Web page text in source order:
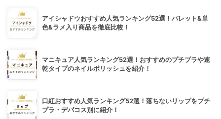
アイシャドウおすすめ人気ランキング52選！パレット&単
色&ラメ入り商品を徹底比較！
マニキュア人気ランキング52選！おすすめのプチプラや速
乾タイプのネイルポリッシュを紹介！
口紅おすすめ人気ランキング52選！落ちないリップをプチ
プラ・デパコス別に紹介！